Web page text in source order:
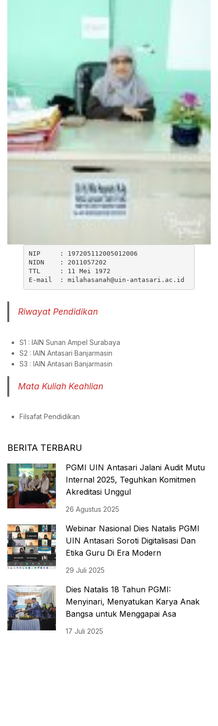
NIP     : 197205112005012006
NIDN    : 2011057202
TTL     : 11 Mei 1972
E-mail  : milahasanah@uin-antasari.ac.id
Riwayat Pendidikan
S1 : IAIN Sunan Ampel Surabaya
S2 : IAIN Antasari Banjarmasin
S3 : IAIN Antasari Banjarmasin
Mata Kuliah Keahlian
Filsafat Pendidikan
BERITA TERBARU
PGMI UIN Antasari Jalani Audit Mutu
Internal 2025, Teguhkan Komitmen
Akreditasi Unggul
26 Agustus 2025
Webinar Nasional Dies Natalis PGMI
UIN Antasari Soroti Digitalisasi Dan
Etika Guru Di Era Modern
29 Juli 2025
Dies Natalis 18 Tahun PGMI:
Menyinari, Menyatukan Karya Anak
Bangsa untuk Menggapai Asa
17 Juli 2025